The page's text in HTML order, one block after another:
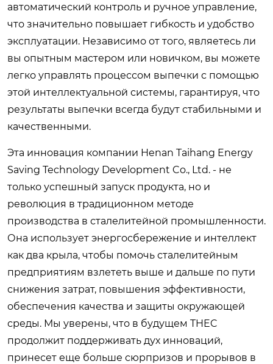
автоматический контроль и ручное управление,
что значительно повышает гибкость и удобство
эксплуатации. Независимо от того, являетесь ли
вы опытным мастером или новичком, вы можете
легко управлять процессом выпечки с помощью
этой интеллектуальной системы, гарантируя, что
результаты выпечки всегда будут стабильными и
качественными.
Эта инновация компании Henan Taihang Energy
Saving Technology Development Co., Ltd. - не
только успешный запуск продукта, но и
революция в традиционном методе
производства в сталелитейной промышленности.
Она использует энергосбережение и интеллект
как два крыла, чтобы помочь сталелитейным
предприятиям взлететь выше и дальше по пути
снижения затрат, повышения эффективности,
обеспечения качества и защиты окружающей
среды. Мы уверены, что в будущем THEC
продолжит поддерживать дух инноваций,
принесет еще больше сюрпризов и прорывов в